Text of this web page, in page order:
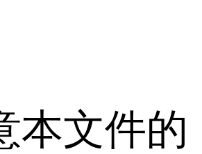
本文件的